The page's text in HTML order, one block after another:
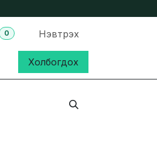
0 Нэвтрэх
Холбогдох